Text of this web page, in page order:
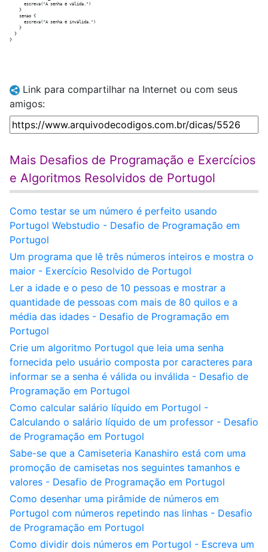
      escreva("A senha é válida.")
    }
    senao {
      escreva("A senha é inválida.")
    }
  }
Link para compartilhar na Internet ou com seus
amigos:
Mais Desafios de Programação e Exercícios
e Algoritmos Resolvidos de Portugol
Como testar se um número é perfeito usando
Portugol Webstudio - Desafio de Programação em
Portugol
Um programa que lê três números inteiros e mostra o
maior - Exercício Resolvido de Portugol
Ler a idade e o peso de 10 pessoas e mostrar a
quantidade de pessoas com mais de 80 quilos e a
média das idades - Desafio de Programação em
Portugol
Crie um algoritmo Portugol que leia uma senha
fornecida pelo usuário composta por caracteres para
informar se a senha é válida ou inválida - Desafio de
Programação em Portugol
Como calcular salário líquido em Portugol -
Calculando o salário líquido de um professor - Desafio
de Programação em Portugol
Sabe-se que a Camiseteria Kanashiro está com uma
promoção de camisetas nos seguintes tamanhos e
valores - Desafio de Programação em Portugol
Como desenhar uma pirâmide de números em
Portugol com números repetindo nas linhas - Desafio
de Programação em Portugol
Como dividir dois números em Portugol - Escreva um